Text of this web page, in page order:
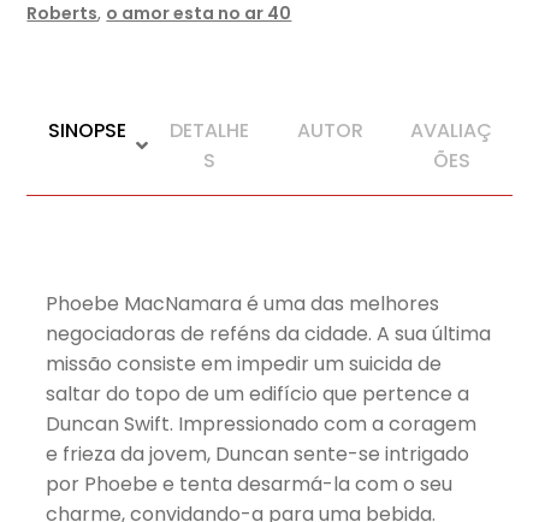
Roberts, o amor esta no ar 40
SINOPSE
DETALHE
S
AUTOR
AVALIAÇ
ÕES
Phoebe MacNamara é uma das melhores
negociadoras de reféns da cidade. A sua última
missão consiste em impedir um suicida de
saltar do topo de um edifício que pertence a
Duncan Swift. Impressionado com a coragem
e frieza da jovem, Duncan sente-se intrigado
por Phoebe e tenta desarmá-la com o seu
charme, convidando-a para uma bebida.